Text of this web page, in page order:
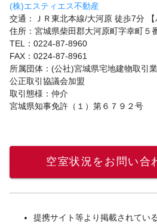
(株)エスティエス不動産
交通：ＪＲ東北本線/大河原 徒歩7分
住所：宮城県柴田郡大河原町字幸町５
TEL：0224-87-8960
FAX：0224-87-8961
所属団体：(公社)宮城県宅地建物取引
公正取引協議会加盟
取引態様：仲介
宮城県知事免許（１）第６７９２号
空室状況をお問い合
提携サイト等より掲載されてい